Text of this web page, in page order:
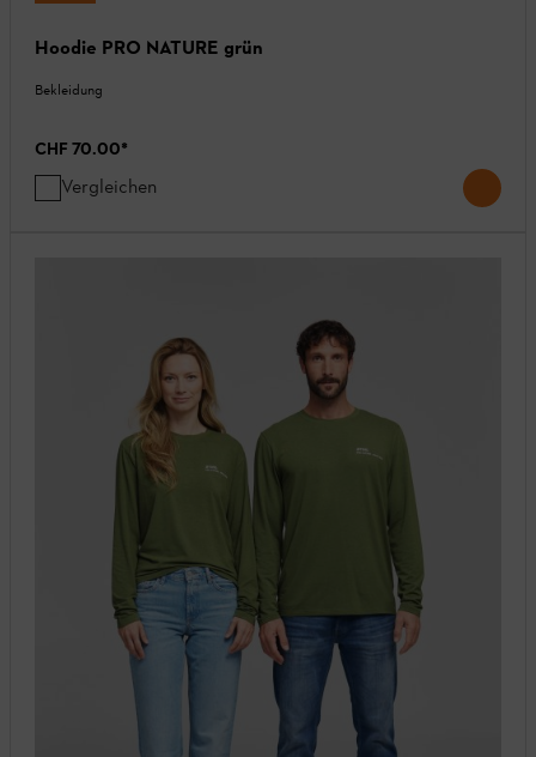
Hoodie PRO NATURE grün
Bekleidung
CHF 70.00*
Vergleichen